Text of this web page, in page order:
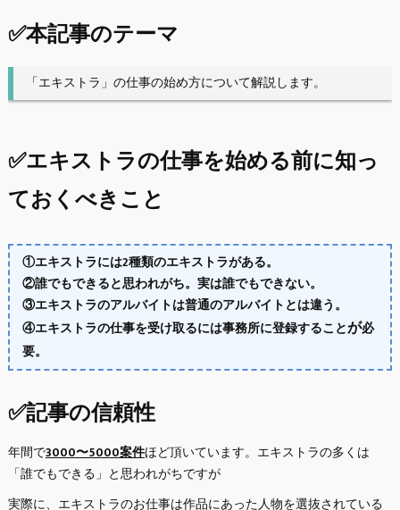
✅本記事のテーマ
「エキストラ」の仕事の始め方について解説します。
✅エキストラの仕事を始める前に知っ
ておくべきこと
①エキストラには2種類のエキストラがある。
②誰でもできると思われがち。実は誰でもできない。
③エキストラのアルバイトは普通のアルバイトとは違う。
④エキストラの仕事を受け取るには事務所に登録することが必
要。
✅記事の信頼性
年間で3000〜5000案件ほど頂いています。エキストラの多くは
「誰でもできる」と思われがちですが
実際に、エキストラのお仕事は作品にあった人物を選抜されている